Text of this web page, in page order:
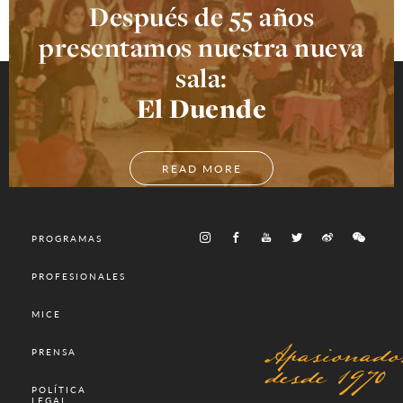
Después de 55 años
presentamos nuestra nueva
sala:
El Duende
READ MORE
PROGRAMAS
PROFESIONALES
MICE
PRENSA
POLÍTICA
LEGAL
desde 1970